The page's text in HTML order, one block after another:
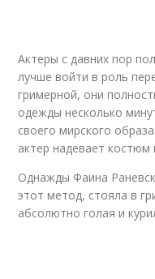
Актеры с давних пор
лучше войти в роль
гримерной, они
одежды несколько
своего мирского
актер надевает костюм
Однажды Фаина
этот метод, стояла в
абсолютно голая и